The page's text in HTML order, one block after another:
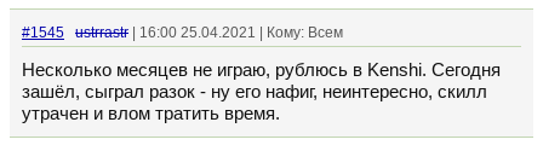
#1545 ustrrastr | 16:00 25.04.2021 | Кому: Всем
Несколько месяцев не играю, рублюсь в Kenshi. Сегодня
зашёл, сыграл разок - ну его нафиг, неинтересно, скилл
утрачен и влом тратить время.